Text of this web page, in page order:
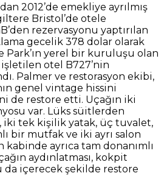
2012’de emekliye ayrılmış
Bristol’de otele
rezervasyonu yaptırılan
gecelik 378 dolar olarak
Park’ın yerel bir kuruluşu olan
otel B727’nin
Palmer ve restorasyon ekibi,
genel vintage hissini
de restore etti. Uçağın iki
var. Lüks süitlerden
iki tek kişilik yatak, üç tuvalet,
bir mutfak ve iki ayrı salon
ayrıca tam donanımlı
aydınlatması, kokpit
da içerecek şekilde restore